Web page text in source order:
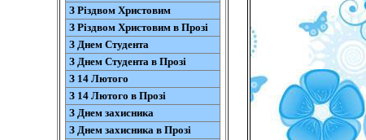
З Різдвом Христовим
З Різдвом Христовим в Прозі
З Днем Студента
З Днем Студента в Прозі
З 14 Лютого
З 14 Лютого в Прозі
З Днем захисника
З Днем захисника в Прозі